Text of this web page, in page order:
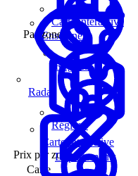
Enseignes
Carte interactive
Prix par zone
Régions
Départements
Carte
Carte interactive
Par zone
Régions
Radar